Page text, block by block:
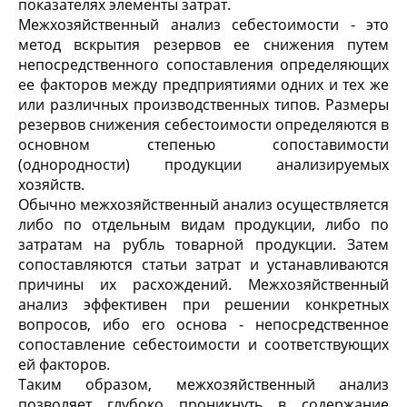
показателях элементы затрат.
Межхозяйственный анализ себестоимости - это
метод вскрытия резервов ее снижения путем
непосредственного сопоставления определяющих
ее факторов между предприятиями одних и тех же
или различных производственных типов. Размеры
резервов снижения себестоимости определяются в
основном степенью сопоставимости
(однородности) продукции анализируемых
хозяйств.
Обычно межхозяйственный анализ осуществляется
либо по отдельным видам продукции, либо по
затратам на рубль товарной продукции. Затем
сопоставляются статьи затрат и устанавливаются
причины их расхождений. Межхозяйственный
анализ эффективен при решении конкретных
вопросов, ибо его основа - непосредственное
сопоставление себестоимости и соответствующих
ей факторов.
Таким образом, межхозяйственный анализ